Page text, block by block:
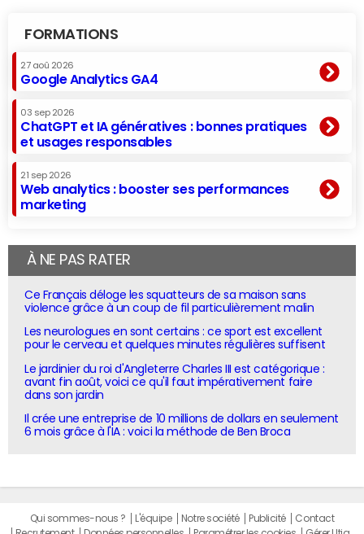
FORMATIONS
27 aoû 2026
Google Analytics GA4
03 sep 2026
ChatGPT et IA génératives : bonnes pratiques
et usages responsables
21 sep 2026
Web analytics : booster ses performances
marketing
À NE PAS RATER
Ce Français déloge les squatteurs de sa maison sans
violence grâce à un coup de fil particulièrement malin
Les neurologues en sont certains : ce sport est excellent
pour le cerveau et quelques minutes régulières suffisent
Le jardinier du roi d'Angleterre Charles III est catégorique :
avant fin août, voici ce qu'il faut impérativement faire
dans son jardin
Il crée une entreprise de 10 millions de dollars en seulement
6 mois grâce à l'IA : voici la méthode de Ben Broca
Qui sommes-nous ? L'équipe Notre société Publicité
Contact